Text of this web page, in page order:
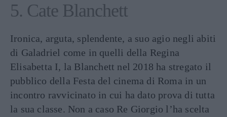
5. Cate Blanchett
Ironica, arguta, splendente, a suo agio negli abiti
di Galadriel come in quelli della Regina
Elisabetta I, la Blanchett nel 2018 ha stregato il
pubblico della Festa del cinema di Roma in un
incontro ravvicinato in cui ha dato prova di tutta
la sua classe. Non a caso Re Giorgio l’ha scelta